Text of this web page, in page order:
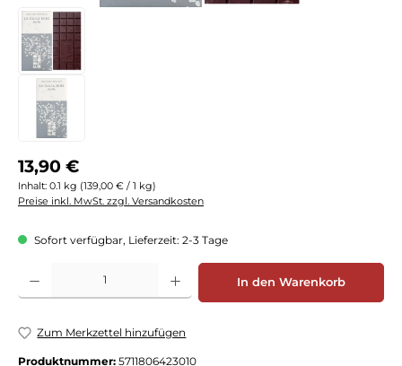
Regulärer Preis:
13,90 €
Inhalt: 0.1 kg (139,00 € / 1 kg)
Preise inkl. MwSt. zzgl. Versandkosten
Sofort verfügbar, Lieferzeit: 2-3 Tage
Produkt Anzahl: Gib den gewünschten Wert ein oder benutze die
In den Warenkorb
Zum Merkzettel hinzufügen
Produktnummer: 5711806423010